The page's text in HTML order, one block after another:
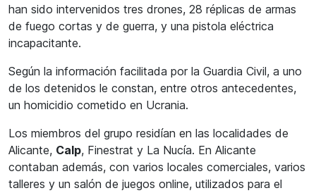
han sido intervenidos tres drones, 28 réplicas de armas
de fuego cortas y de guerra, y una pistola eléctrica
incapacitante.
Según la información facilitada por la Guardia Civil, a uno
de los detenidos le constan, entre otros antecedentes,
un homicidio cometido en Ucrania.
Los miembros del grupo residían en las localidades de
Alicante, Calp, Finestrat y La Nucía. En Alicante
contaban además, con varios locales comerciales, varios
talleres y un salón de juegos online, utilizados para el